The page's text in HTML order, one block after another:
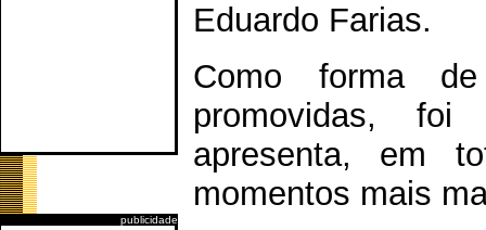
publicidade
Eduardo Farias.
Como forma
promovidas, foi
apresenta, em
momentos mais